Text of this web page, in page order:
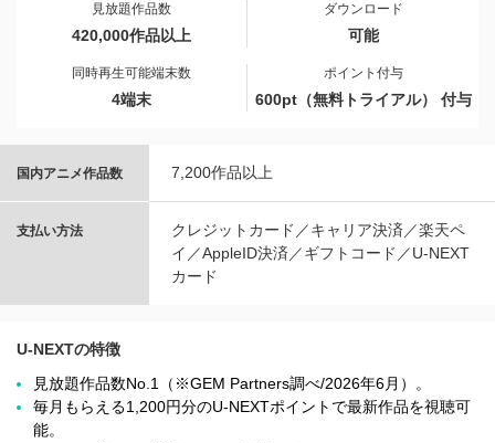
見放題作品数
420,000作品以上
ダウンロード
可能
同時再生可能端末数
4端末
ポイント付与
600pt（無料トライアル） 付与
国内アニメ作品数 7,200作品以上
支払い方法
クレジットカード／キャリア決済／楽天ペ
イ／AppleID決済／ギフトコード／U-NEXT
カード
U-NEXTの特徴
見放題作品数No.1（※GEM Partners調べ/2026年6⽉）。
毎月もらえる1,200円分のU-NEXTポイントで最新作品を視聴可
能。